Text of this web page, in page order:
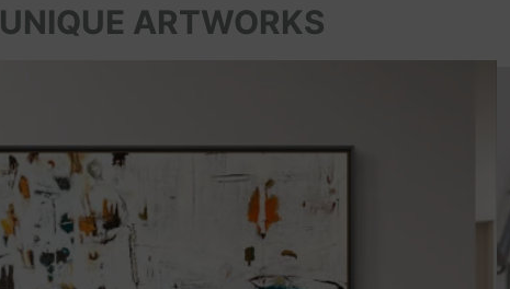
UNIQUE ARTWORKS